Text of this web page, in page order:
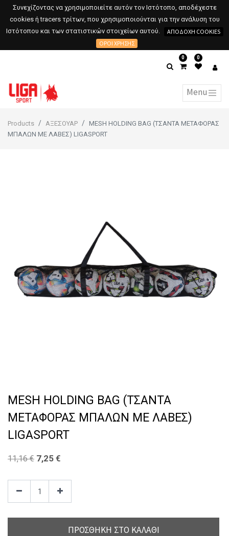
Συνεχίζοντας να χρησιμοποιείτε αυτόν τον Ιστότοπο, αποδέχεστε
cookies ή tracers τρίτων, που χρησιμοποιούνται για την ανάλυση του
Ιστότοπου και των στατιστικών στοιχείων αυτού.
ΑΠΟΔΟΧΉ COOKIES
ΌΡΟΙ ΧΡΉΣΗΣ
0 0
Products ΑΞΕΣΟΥΑΡ
MESH HOLDING BAG (ΤΣΑΝΤΑ ΜΕΤΑΦΟΡΑΣ
ΜΠΑΛΩΝ ΜΕ ΛΑΒΕΣ) LIGASPORT
MESH HOLDING BAG (ΤΣΑΝΤΑ
ΜΕΤΑΦΟΡΑΣ ΜΠΑΛΩΝ ΜΕ ΛΑΒΕΣ)
LIGASPORT
11,16€ 7,25 €
ΠΡΟΣΘΉΚΗ ΣΤΟ ΚΑΛΆΘΙ